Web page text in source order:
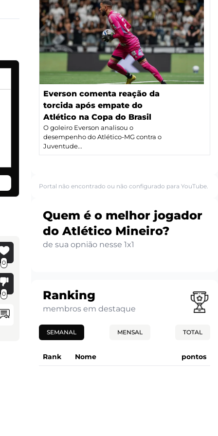
0
0
Everson comenta reação da
torcida após empate do
Atlético na Copa do Brasil
O goleiro Everson analisou o
desempenho do Atlético-MG contra o
Juventude...
Portal não encontrado ou não configurado para YouTube.
Quem é o melhor jogador
do Atlético Mineiro?
de sua opnião nesse 1x1
Ranking
membros em destaque
SEMANAL MENSAL TOTAL
Rank Nome pontos